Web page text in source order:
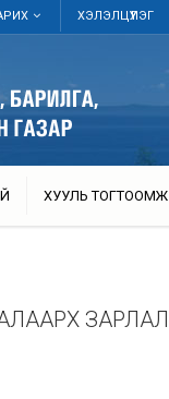
ХЭЛЭЛЦҮҮЛЭГ
ХУУЛЬ ТОГТООМЖ
ЗАРЛАЛ